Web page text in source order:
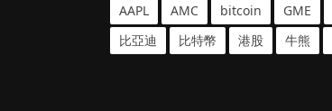
AAPL AMC bitcoin GME
比亞迪
比特幣 港股 牛熊